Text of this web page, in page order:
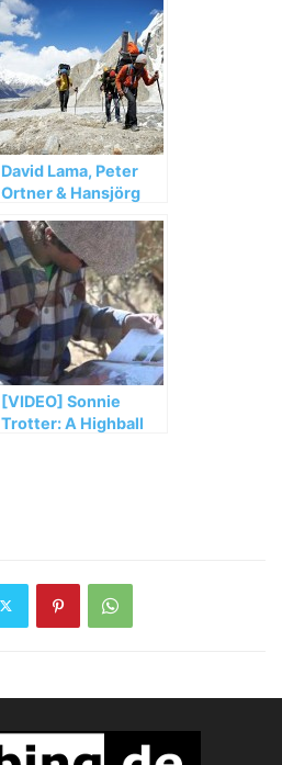
David Lama, Peter
Ortner & Hansjörg
Masherbrum
Expedition vorzeitig
abbrechen
[VIDEO] Sonnie
Trotter: A Highball